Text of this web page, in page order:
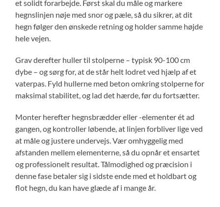
et solidt forarbejde. Først skal du måle og markere
hegnslinjen nøje med snor og pæle, så du sikrer, at dit
hegn følger den ønskede retning og holder samme højde
hele vejen.
Grav derefter huller til stolperne – typisk 90-100 cm
dybe – og sørg for, at de står helt lodret ved hjælp af et
vaterpas. Fyld hullerne med beton omkring stolperne for
maksimal stabilitet, og lad det hærde, før du fortsætter.
Monter herefter hegnsbrædder eller -elementer ét ad
gangen, og kontroller løbende, at linjen forbliver lige ved
at måle og justere undervejs. Vær omhyggelig med
afstanden mellem elementerne, så du opnår et ensartet
og professionelt resultat. Tålmodighed og præcision i
denne fase betaler sig i sidste ende med et holdbart og
flot hegn, du kan have glæde af i mange år.